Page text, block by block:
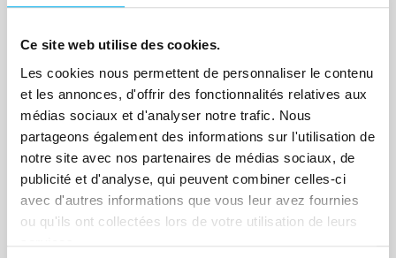
Ce site web utilise des cookies.
Les cookies nous permettent de personnaliser le contenu
et les annonces, d'offrir des fonctionnalités relatives aux
médias sociaux et d'analyser notre trafic. Nous
partageons également des informations sur l'utilisation de
notre site avec nos partenaires de médias sociaux, de
publicité et d'analyse, qui peuvent combiner celles-ci
avec d'autres informations que vous leur avez fournies
ou qu'ils ont collectées lors de votre utilisation de leurs
CCI Hérault - CCI Entreprises Avenue
1 avril 2026 à 07h30
Risk management
Que vous en ayez ou pas, la trésorerie
est un indicateur central de la santé
financière d’une entreprise. Trop basse ?
Mieux vaut en analyser les causes et
mettre en face les solutions
appropriées. Trop haute ? Pourquoi ne
pas la faire travailler ?
En savoir plus